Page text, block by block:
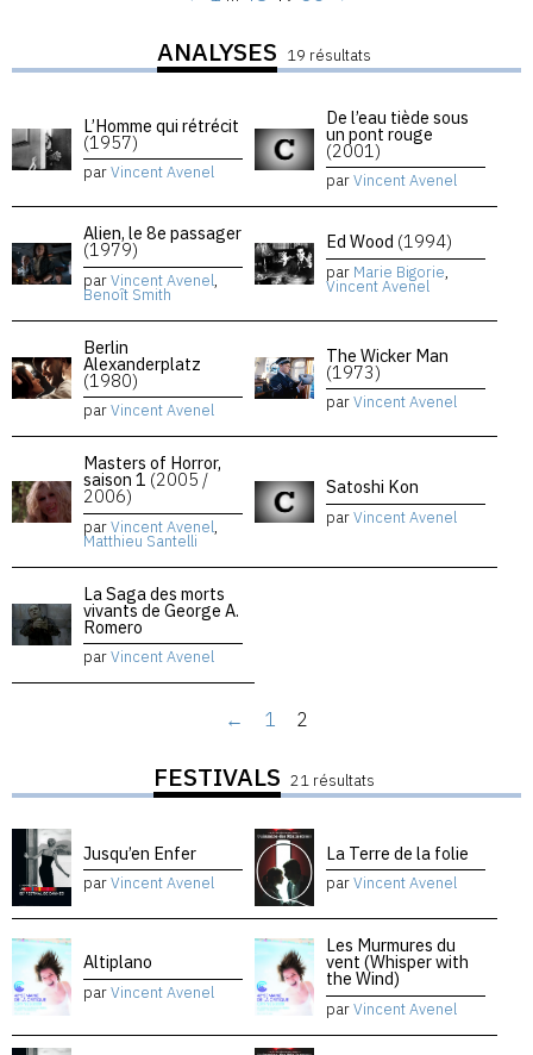
ANALYSES 19 résultats
L’Homme qui rétrécit
(1957)
parVincent Avenel
De l’eau tiède sous
un pont rouge
(2001)
parVincent Avenel
Alien, le 8e passager
(1979)
parVincent Avenel,
Benoît Smith
Ed Wood (1994)
par Marie Bigorie,
Vincent Avenel
Berlin
Alexanderplatz
(1980)
parVincent Avenel
The Wicker Man
(1973)
parVincent Avenel
Masters of Horror,
saison 1 (2005 /
2006)
parVincent Avenel,
Matthieu Santelli
Satoshi Kon
parVincent Avenel
La Saga des morts
vivants de George A.
Romero
parVincent Avenel
← 1 2
FESTIVALS 21 résultats
Jusqu’en Enfer
parVincent Avenel
La Terre de la folie
parVincent Avenel
Altiplano
parVincent Avenel
Les Murmures du
vent (Whisper with
the Wind)
parVincent Avenel